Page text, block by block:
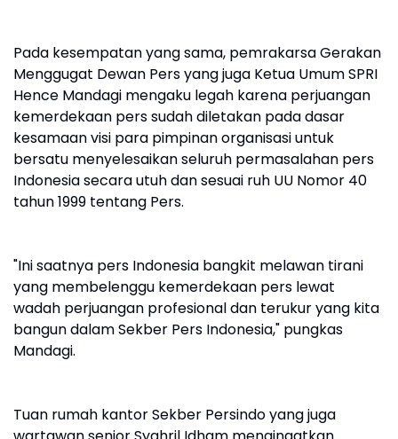
Pada kesempatan yang sama, pemrakarsa Gerakan
Menggugat Dewan Pers yang juga Ketua Umum SPRI
Hence Mandagi mengaku legah karena perjuangan
kemerdekaan pers sudah diletakan pada dasar
kesamaan visi para pimpinan organisasi untuk
bersatu menyelesaikan seluruh permasalahan pers
Indonesia secara utuh dan sesuai ruh UU Nomor 40
tahun 1999 tentang Pers.
"Ini saatnya pers Indonesia bangkit melawan tirani
yang membelenggu kemerdekaan pers lewat
wadah perjuangan profesional dan terukur yang kita
bangun dalam Sekber Pers Indonesia," pungkas
Mandagi.
Tuan rumah kantor Sekber Persindo yang juga